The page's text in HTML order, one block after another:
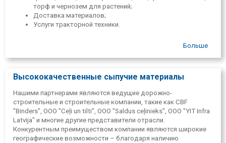
торф и чернозем для растений;
Доставка материалов;
Услуги тракторной техники.
Больше
Высококачественные сыпучие материалы
Нашими партнерами являются ведущие дорожно-
строительные и строительные компании, такие как CBF
"Binders", ООО "Ceļi un tilti", ООО "Saldus ceļinieks", ООО "YIT Infra
Latvija" и многие другие представители отрасли.
Конкурентным преимуществом компании являются широкие
географические возможности – благодаря наличию